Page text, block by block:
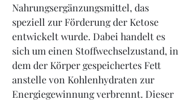
Nahrungsergänzungsmittel, das
speziell zur Förderung der Ketose
entwickelt wurde. Dabei handelt es
sich um einen Stoffwechselzustand, in
dem der Körper gespeichertes Fett
anstelle von Kohlenhydraten zur
Energiegewinnung verbrennt. Dieser